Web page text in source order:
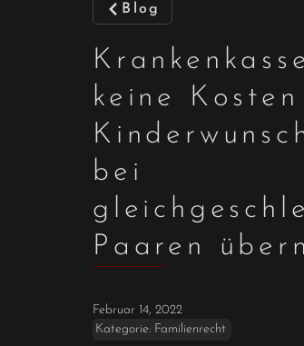
Blog
keine
bei
Paaren
Februar 14, 2022
Kategorie: Familienrecht